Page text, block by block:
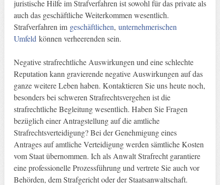
juristische Hilfe im Strafverfahren ist sowohl für das private als
auch das geschäftliche Weiterkommen wesentlich.
Strafverfahren im geschäftlichen, unternehmerischen
Umfeld können verheerenden sein.
Negative strafrechtliche Auswirkungen und eine schlechte
Reputation kann gravierende negative Auswirkungen auf das
ganze weitere Leben haben. Kontaktieren Sie uns heute noch,
besonders bei schweren Strafrechtsvergehen ist die
strafrechtliche Begleitung wesentlich. Haben Sie Fragen
bezüglich einer Antragstellung auf die amtliche
Strafrechtsverteidigung? Bei der Genehmigung eines
Antrages auf amtliche Verteidigung werden sämtliche Kosten
vom Staat übernommen. Ich als Anwalt Strafrecht garantiere
eine professionelle Prozessführung und vertrete Sie auch vor
Behörden, dem Strafgericht oder der Staatsanwaltschaft.